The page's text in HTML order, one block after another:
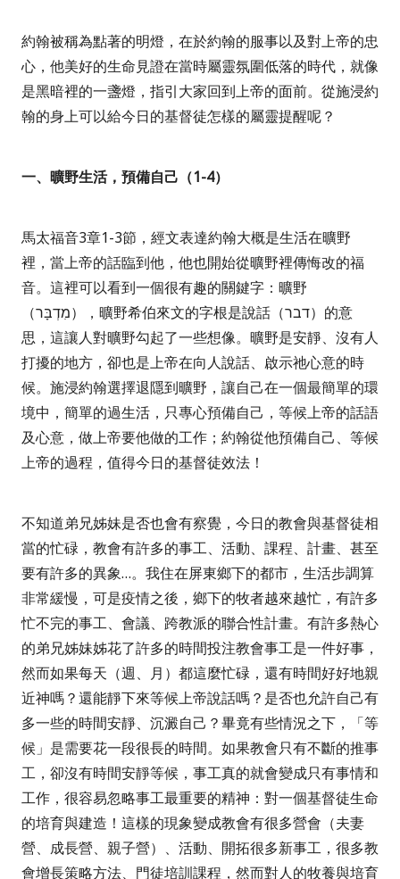
約翰被稱為點著的明燈，在於約翰的服事以及對上帝的忠
心，他美好的生命見證在當時屬靈氛圍低落的時代，就像
是黑暗裡的一盞燈，指引大家回到上帝的面前。從施浸約
翰的身上可以給今日的基督徒怎樣的屬靈提醒呢？
一、曠野生活，預備自己（1-4）
馬太福音3章1-3節，經文表達約翰大概是生活在曠野
裡，當上帝的話臨到他，他也開始從曠野裡傳悔改的福
音。這裡可以看到一個很有趣的關鍵字：曠野
（מִדְבָּר），曠野希伯來文的字根是說話（דבר）的意
思，這讓人對曠野勾起了一些想像。曠野是安靜、沒有人
打擾的地方，卻也是上帝在向人說話、啟示祂心意的時
候。施浸約翰選擇退隱到曠野，讓自己在一個最簡單的環
境中，簡單的過生活，只專心預備自己，等候上帝的話語
及心意，做上帝要他做的工作；約翰從他預備自己、等候
上帝的過程，值得今日的基督徒效法！
不知道弟兄姊妹是否也會有察覺，今日的教會與基督徒相
當的忙碌，教會有許多的事工、活動、課程、計畫、甚至
要有許多的異象…。我住在屏東鄉下的都市，生活步調算
非常緩慢，可是疫情之後，鄉下的牧者越來越忙，有許多
忙不完的事工、會議、跨教派的聯合性計畫。有許多熱心
的弟兄姊妹姊花了許多的時間投注教會事工是一件好事，
然而如果每天（週、月）都這麼忙碌，還有時間好好地親
近神嗎？還能靜下來等候上帝說話嗎？是否也允許自己有
多一些的時間安靜、沉澱自己？畢竟有些情況之下，「等
候」是需要花一段很長的時間。如果教會只有不斷的推事
工，卻沒有時間安靜等候，事工真的就會變成只有事情和
工作，很容易忽略事工最重要的精神：對一個基督徒生命
的培育與建造！這樣的現象變成教會有很多營會（夫妻
營、成長營、親子營）、活動、開拓很多新事工，很多教
會增長策略方法、門徒培訓課程，然而對人的牧養與培育